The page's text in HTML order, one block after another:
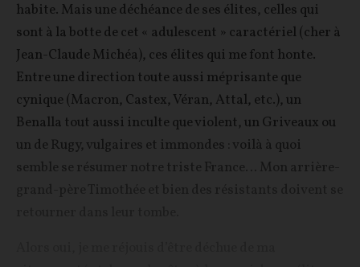
habite. Mais une déchéance de ses élites, celles qui
sont à la botte de cet « adulescent » caractériel (cher à
Jean-Claude Michéa), ces élites qui me font honte.
Entre une direction toute aussi méprisante que
cynique (Macron, Castex, Véran, Attal, etc.), un
Benalla tout aussi inculte que violent, un Griveaux ou
un de Rugy, vulgaires et immondes : voilà à quoi
semble se résumer notre triste France… Mon arrière-